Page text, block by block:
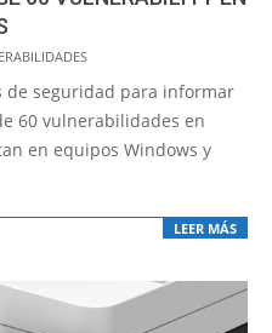
seguridad para informar
60 vulnerabilidades en
en equipos Windows y
LEER MÁS